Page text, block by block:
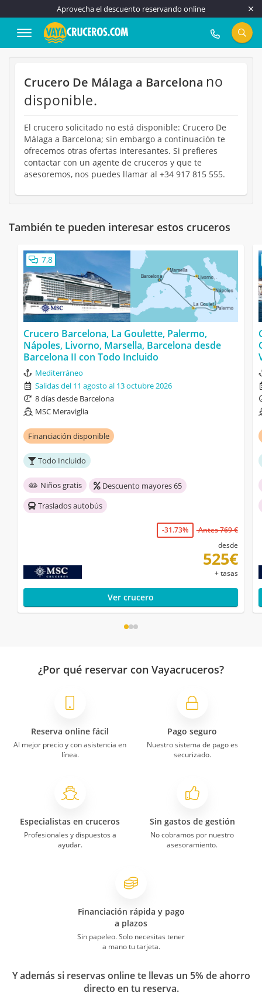
Aprovecha el descuento reservando online
917 815 555
Crucero De Málaga a Barcelona no
disponible.
El crucero solicitado no está disponible: Crucero De
Málaga a Barcelona; sin embargo a continuación te
ofrecemos otras ofertas interesantes. Si prefieres
contactar con un agente de cruceros y que te
asesoremos, nos puedes llamar al +34 917 815 555.
También te pueden interesar estos cruceros
7,8
Crucero Barcelona, La Goulette, Palermo,
Nápoles, Livorno, Marsella, Barcelona desde
Barcelona II con Todo Incluido
Mediterráneo
Salidas del 11 agosto al 13 octubre 2026
8 días desde Barcelona
MSC Meraviglia
Financiación disponible
Todo Incluido
Niños gratis
Descuento mayores 65
Traslados autobús
-31.73%
Antes 769 €
desde
525€
+ tasas
Ver crucero
¿Por qué reservar con Vayacruceros?
Reserva online fácil
Al mejor precio y con asistencia en
línea.
Pago seguro
Nuestro sistema de pago es
securizado.
Especialistas en cruceros
Profesionales y dispuestos a
ayudar.
Sin gastos de gestión
No cobramos por nuestro
asesoramiento.
Financiación rápida y pago
a plazos
Sin papeleo. Solo necesitas tener
a mano tu tarjeta.
Y además si reservas online te llevas un 5% de ahorro
directo en tu reserva.